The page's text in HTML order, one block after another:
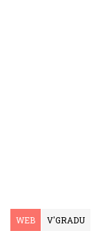
WEB V'GRADU